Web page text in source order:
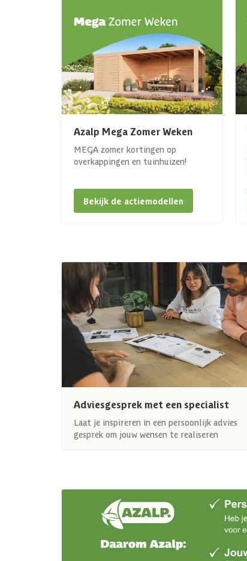
Azalp Mega Zomer Weken
MEGA zomer kortingen op
overkappingen en tuinhuizen!
Bekijk de actiemodellen
Adviesgesprek met een specialist
Laat je inspireren in een persoonlijk advies
gesprek om jouw wensen te realiseren